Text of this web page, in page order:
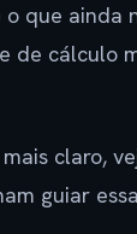
que ainda
de cálculo
claro,
guiar